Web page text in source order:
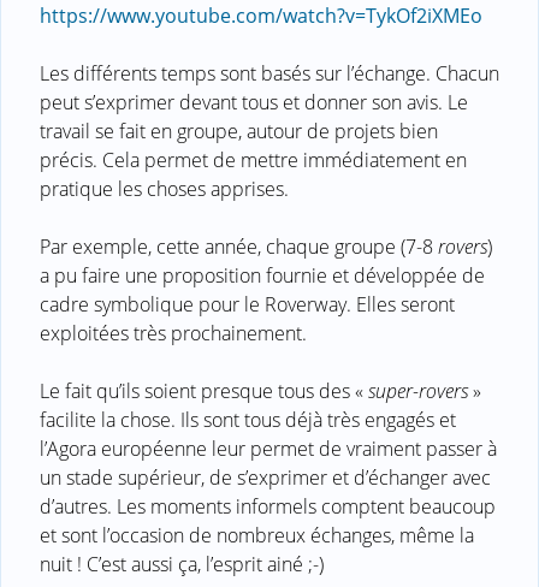
https://www.youtube.com/watch?v=TykOf2iXMEo
Les différents temps sont basés sur l’échange. Chacun
peut s’exprimer devant tous et donner son avis. Le
travail se fait en groupe, autour de projets bien
précis. Cela permet de mettre immédiatement en
pratique les choses apprises.
Par exemple, cette année, chaque groupe (7-8rovers)
a pu faire une proposition fournie et développée de
cadre symbolique pour le Roverway. Elles seront
exploitées très prochainement.
Le fait qu’ils soient presque tous des «super-rovers»
facilite la chose. Ils sont tous déjà très engagés et
l’Agora européenne leur permet de vraiment passer à
un stade supérieur, de s’exprimer et d’échanger avec
d’autres. Les moments informels comptent beaucoup
et sont l’occasion de nombreux échanges, même la
nuit ! C’est aussi ça, l’esprit ainé ;-)